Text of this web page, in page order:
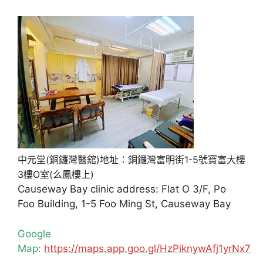
中元堂(銅鑼灣醫舘)地址：銅鑼灣富明街1-5號寶富大樓
3樓O室(么鳳樓上)
Causeway Bay clinic address: Flat O 3/F, Po
Foo Building, 1-5 Foo Ming St, Causeway Bay
Google
Map: https://maps.app.goo.gl/HzPiknywAfj1yrNx7